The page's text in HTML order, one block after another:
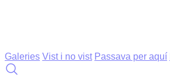
Galeries Vist i no vist Passava per aquí